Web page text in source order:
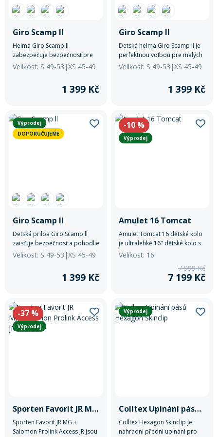
Giro Scamp ll
Helma Giro Scamp ll
zabezpečuje bezpečnosť pre
malých cyklistov.
Velikost: S 49-53|XS 45-49
1 399 Kč
Giro Scamp ll
Detská helma Giro Scamp II je
perfektnou voľbou pre malých
cyklistov.
Velikost: S 49-53|XS 45-49
1 399 Kč
Výprodej
DOPORUČUJEME
Giro Scamp ll
Detská prilba Giro Scamp ll
zaisťuje bezpečnosť a pohodlie
počas jazdy na bicykli.
Velikost: S 49-53|XS 45-49
1 399 Kč
-10 %
Výprodej
Amulet 16 Tomcat
Amulet Tomcat 16 dětské kolo
je ultralehké 16" dětské kolo s
hmotností 6,2 kg, určené pro
ergonomický rám, bezpečné V-
brzdy a snadné ovládání.
Velikost: 16
7 999 Kč
7 199 Kč
-37 %
Výprodej
Sporten Favorit JR Mg+Salomon Prolink Access JR
Sporten Favorit JR MG +
Salomon Prolink Access JR jsou
Výprodej
Colltex Upínání pásů Hexagon Skinclip
Colltex Hexagon Skinclip je
náhradní přední upínání pro